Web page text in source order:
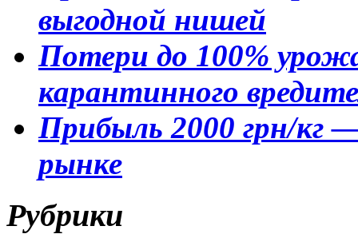
выгодной нишей
Потери до 100%
карантинного
Прибыль 2000 грн/кг
рынке
Рубрики